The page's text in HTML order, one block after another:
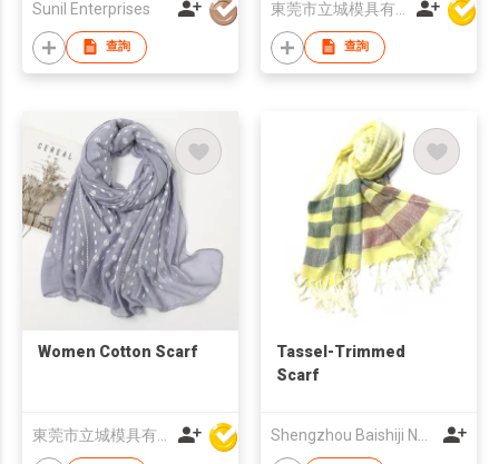
Sunil Enterprises
查詢 查詢
Women Cotton Scarf
Tassel-Trimmed
Scarf